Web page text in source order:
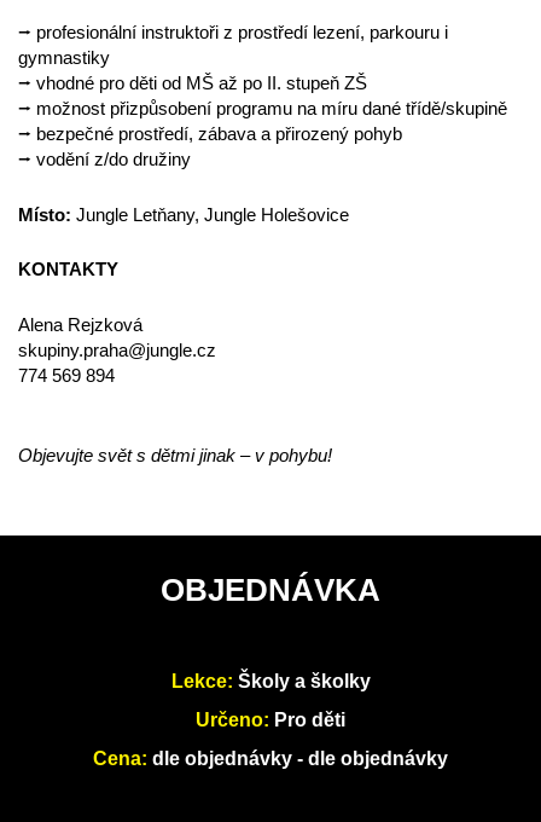
⭢ profesionální instruktoři z prostředí lezení, parkouru i
gymnastiky
⭢ vhodné pro děti od MŠ až po II. stupeň ZŠ
⭢ možnost přizpůsobení programu na míru dané třídě/skupině
⭢ bezpečné prostředí, zábava a přirozený pohyb
⭢ vodění z/do družiny
Místo: Jungle Letňany, Jungle Holešovice
KONTAKTY
Alena Rejzková
skupiny.praha@jungle.cz
774 569 894
Objevujte svět s dětmi jinak – v pohybu!
OBJEDNÁVKA
Lekce: Školy a školky
Určeno: Pro děti
Cena: dle objednávky - dle objednávky